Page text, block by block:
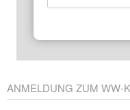
ANMELDUNG ZUM WW-